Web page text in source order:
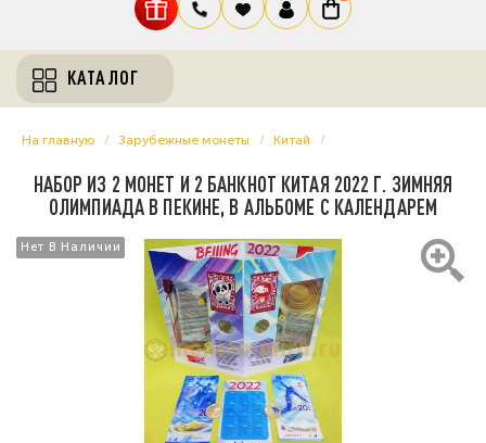
КАТАЛОГ
На главную Зарубежные монеты Китай
НАБОР ИЗ 2 МОНЕТ И 2 БАНКНОТ КИТАЯ 2022 Г. ЗИМНЯЯ
ОЛИМПИАДА В ПЕКИНЕ, В АЛЬБОМЕ С КАЛЕНДАРЕМ
Нет В Наличии
Нет В Наличии